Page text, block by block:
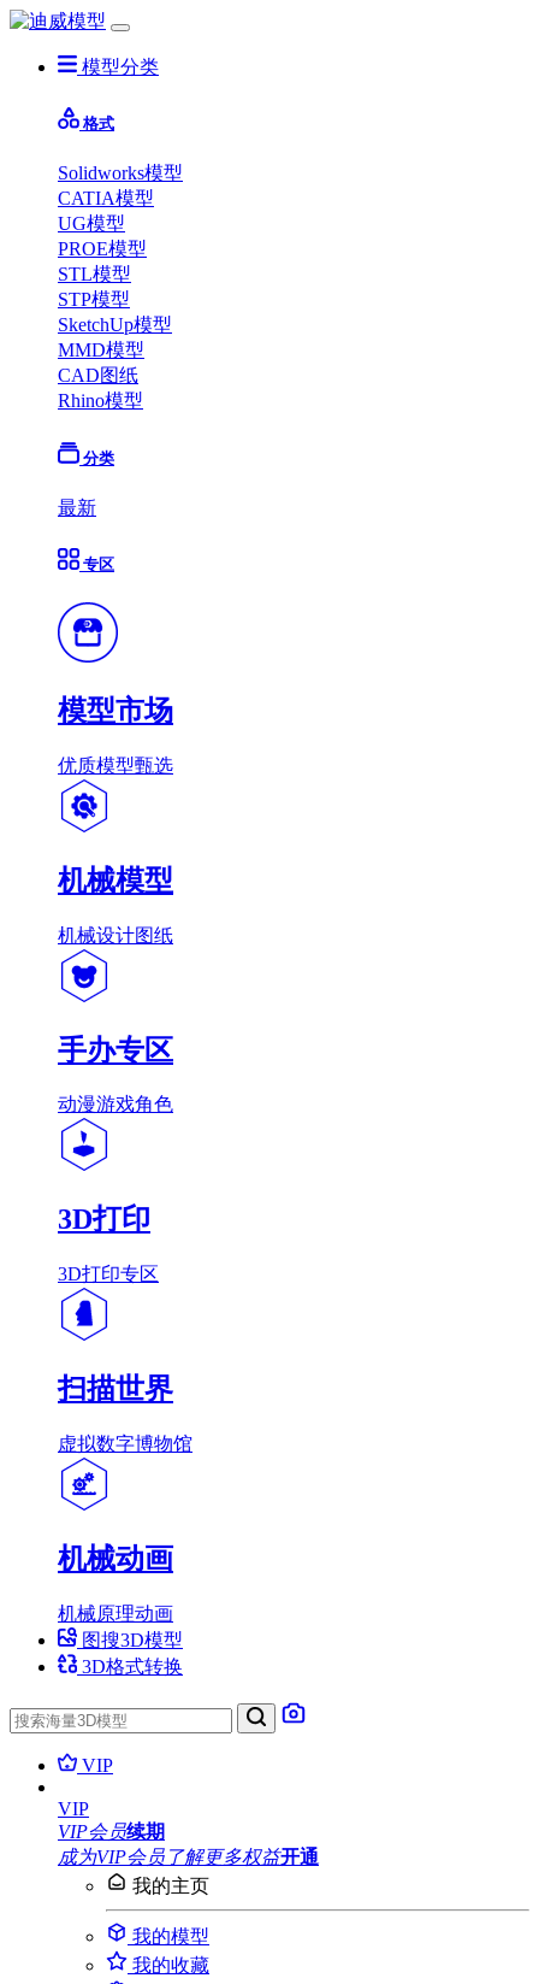
模型分类
格式
Solidworks模型
CATIA模型
UG模型
PROE模型
STL模型
STP模型
SketchUp模型
MMD模型
CAD图纸
Rhino模型
分类
最新
专区
模型市场
优质模型甄选
机械模型
机械设计图纸
手办专区
动漫游戏角色
3D打印
3D打印专区
扫描世界
虚拟数字博物馆
机械动画
机械原理动画
图搜3D模型
3D格式转换
VIP
VIP
VIP会员续期
成为VIP会员 了解更多权益开通
我的主页
我的模型
我的收藏